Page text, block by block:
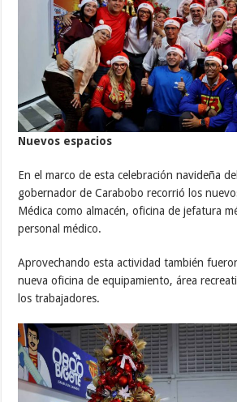
Nuevos espacios
En el marco de esta celebración navideña
gobernador de Carabobo recorrió los
Médica como almacén, oficina de jefatura
personal médico.
Aprovechando esta actividad también
nueva oficina de equipamiento, área
los trabajadores.